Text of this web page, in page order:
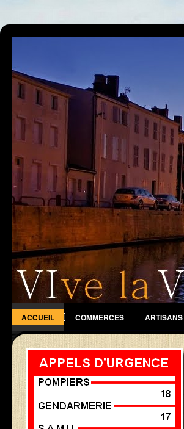
ACCUEIL COMMERCES ARTISANS
DIVERS